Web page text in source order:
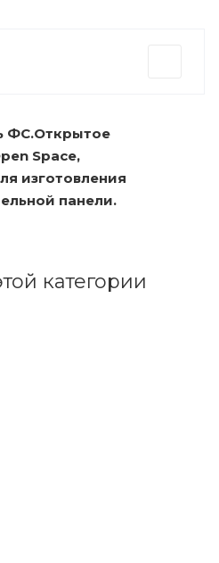
ФС.Открытое
Space,
изготовления
панели.
категории